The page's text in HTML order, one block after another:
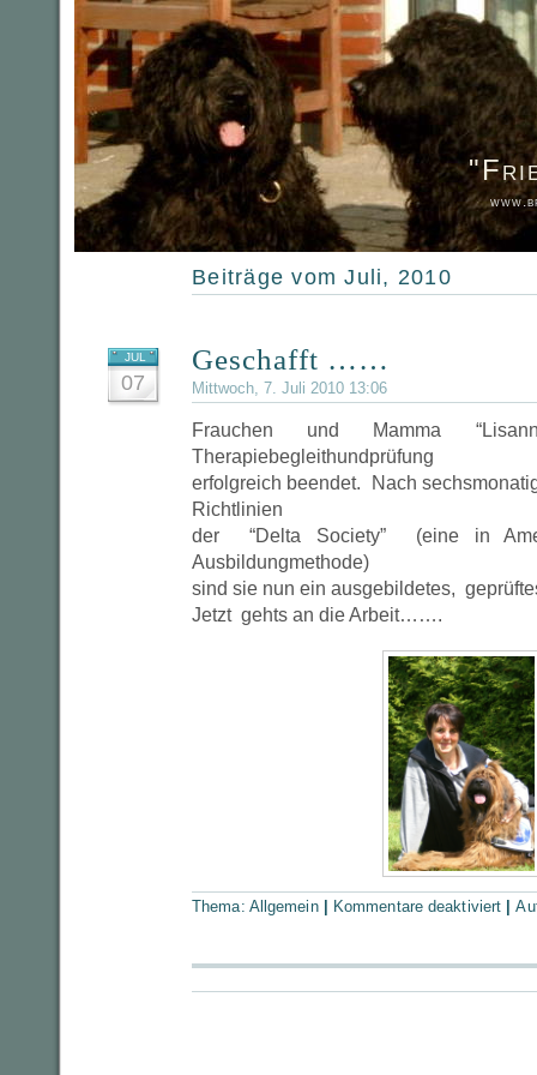
Beiträge vom Juli, 2010
JUL
07
Geschafft ……
Mittwoch, 7. Juli 2010 13:06
Frauchen und Mamma
Therapiebegleithundprüfung
erfolgreich beendet. Nach
Richtlinien
der “Delta Society” (eine in
Ausbildungmethode)
sind sie nun ein ausgebildetes,
Jetzt gehts an die Arbeit…….
Thema: Allgemein Kommentare deaktiviert |